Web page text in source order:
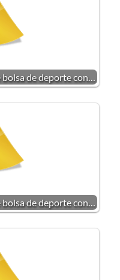
de deporte con…
de deporte con…